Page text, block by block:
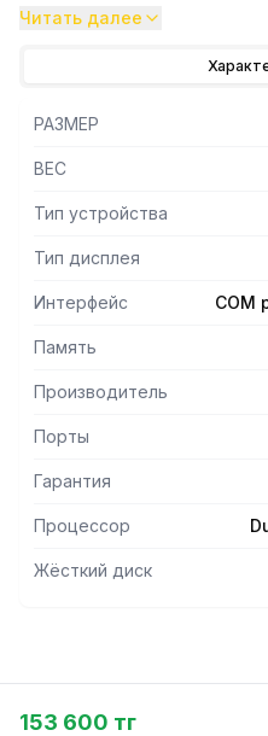
экран, обеспечивая
системного блока
Сенсорный экран —
без клавиатуры
Компактный дизайн —
Надежная работа 24/7 —
эксплуатации
торговым оборудованием
Читать далее
РАЗМЕР
ВЕС
Тип устройства
Тип дисплея
Интерфейс COM
Память
Производитель
Порты
Гарантия
Процессор
Жёсткий диск
153 600 тг